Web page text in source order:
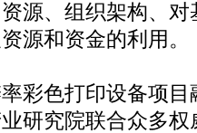
源、组织架构、
源和资金的利用。
色打印设备项目
研究院联合众多